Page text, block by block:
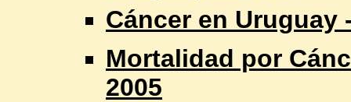
Cáncer en Uruguay
Mortalidad por
2005